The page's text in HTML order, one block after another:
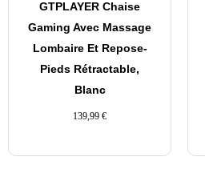
GTPLAYER Chaise
Gaming Avec Massage
Lombaire Et Repose-
Pieds Rétractable,
Blanc
139,99 €